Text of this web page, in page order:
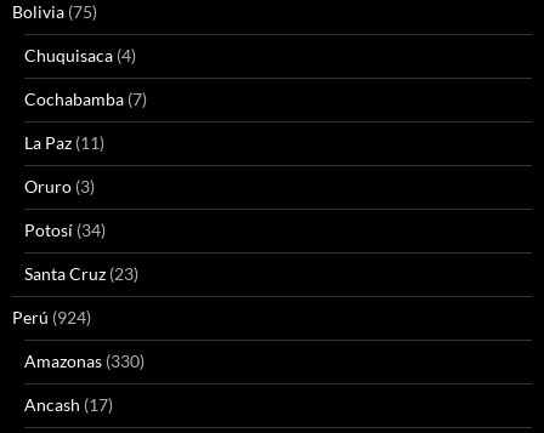
Bolivia (75)
Chuquisaca (4)
Cochabamba (7)
La Paz (11)
Oruro (3)
Potosí (34)
Santa Cruz (23)
Perú (924)
Amazonas (330)
Ancash (17)